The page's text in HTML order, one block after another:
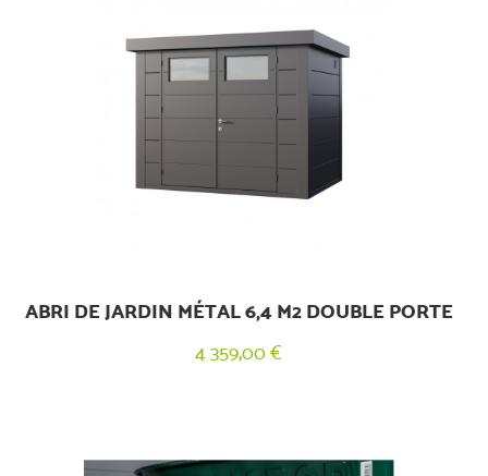
ABRI DE JARDIN MÉTAL 6,4 M2 DOUBLE PORTE
4 359,00 €